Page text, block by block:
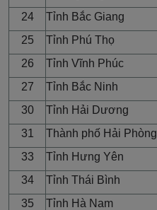
24
Tỉnh Bắc Giang
25
Tỉnh Phú Thọ
26
Tỉnh Vĩnh Phúc
27
Tỉnh Bắc Ninh
30
Tỉnh Hải Dương
31
Thành phố Hải Phòng
33
Tỉnh H­ưng Yên
34
Tỉnh Thái Bình
35
Tỉnh Hà Nam